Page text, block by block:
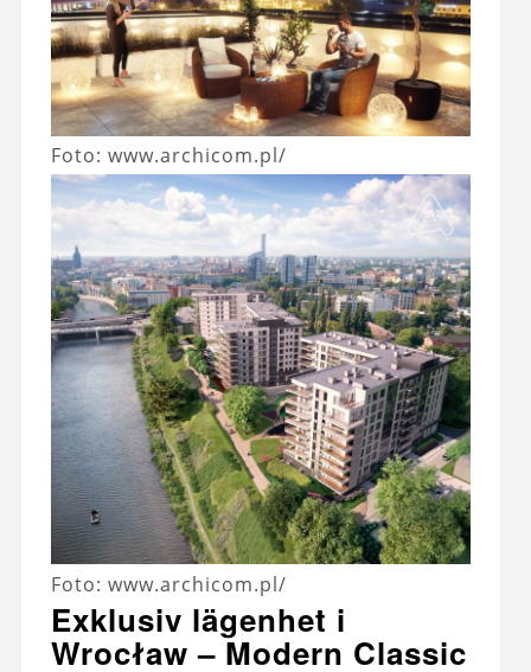
Foto: www.archicom.pl/
Foto: www.archicom.pl/
Exklusiv lägenhet i
Wrocław – Modern Classic